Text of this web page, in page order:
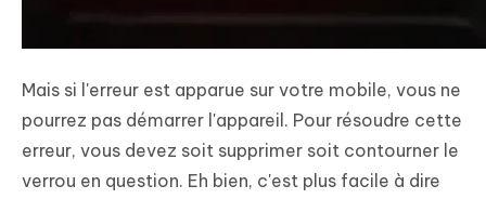
Mais si l'erreur est apparue sur votre mobile, vous ne
pourrez pas démarrer l'appareil. Pour résoudre cette
erreur, vous devez soit supprimer soit contourner le
verrou en question. Eh bien, c'est plus facile à dire